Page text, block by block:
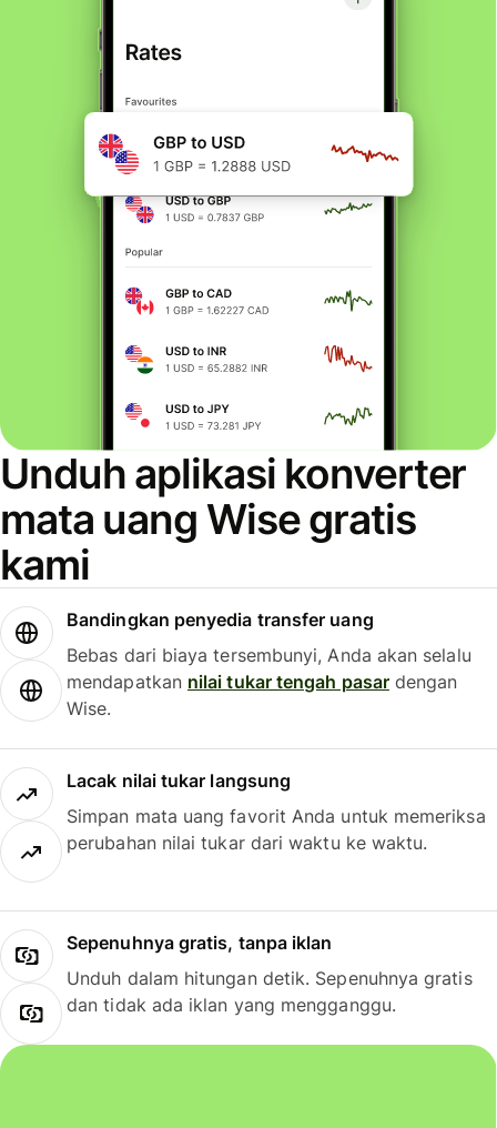
Unduh aplikasi konverter
mata uang Wise gratis
kami
Bandingkan penyedia transfer uang
Bebas dari biaya tersembunyi, Anda akan selalu
mendapatkan nilai tukar tengah pasardengan
Wise.
Lacak nilai tukar langsung
Simpan mata uang favorit Anda untuk memeriksa
perubahan nilai tukar dari waktu ke waktu.
Sepenuhnya gratis, tanpa iklan
Unduh dalam hitungan detik. Sepenuhnya gratis
dan tidak ada iklan yang mengganggu.